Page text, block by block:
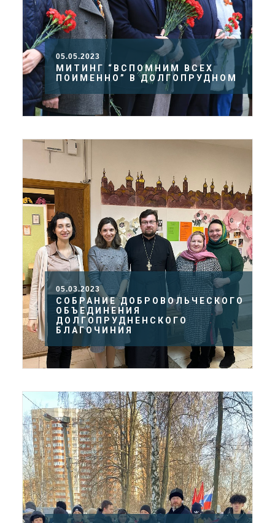
05.05.2023
МИТИНГ “ВСПОМНИМ ВСЕХ
ПОИМЕННО” В ДОЛГОПРУДНОМ
05.03.2023
CОБРАНИЕ ДОБРОВОЛЬЧЕСКОГО
ОБЪЕДИНЕНИЯ
ДОЛГОПРУДНЕНСКОГО
БЛАГОЧИНИЯ